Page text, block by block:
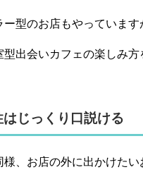
型のお店もやっています
出会いカフェの楽しみ方
じっくり口説ける
、お店の外に出かけたい